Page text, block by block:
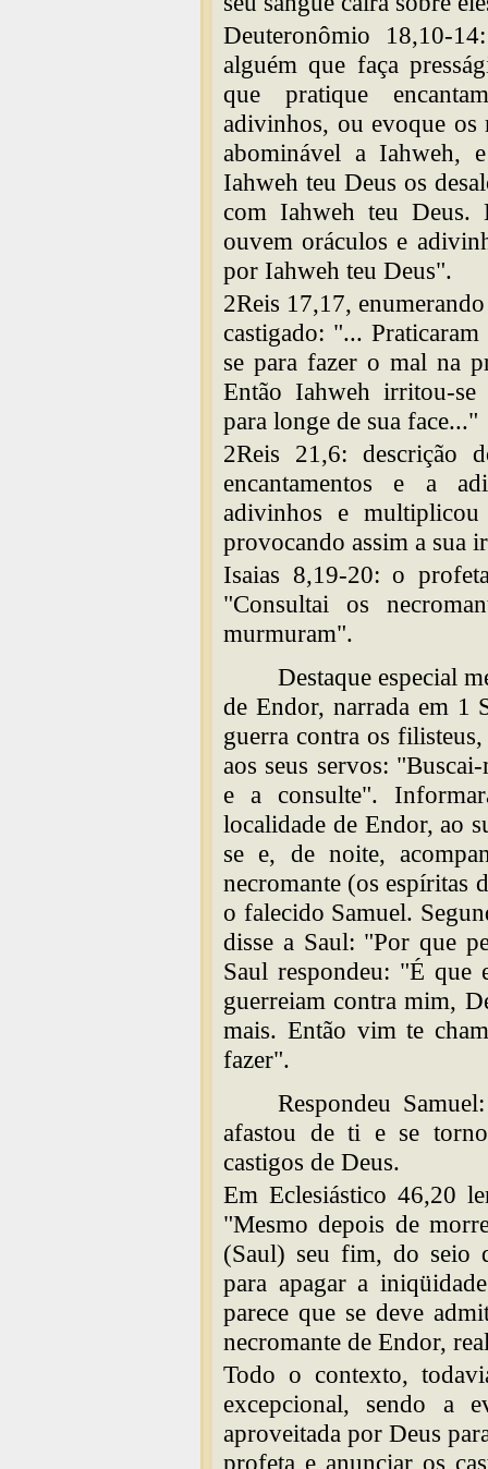
Deuteronômio 18,10-
alguém que faça
que pratique
adivinhos, ou evoque os
abominável a Iahweh,
Iahweh teu Deus os
com Iahweh teu Deus.
ouvem oráculos e
por Iahweh teu Deus".
2Reis 17,17,
castigado: "...
se para fazer o mal na
Então Iahweh irritou-se
para longe de sua face..."
2Reis 21,6: descrição
encantamentos e a
adivinhos e
provocando assim a sua
Isaias 8,19-20: o
"Consultai os
murmuram".
Destaque especial
de Endor, narrada em 1
guerra contra os
aos seus servos:
e a consulte".
localidade de Endor, ao
se e, de noite,
necromante (os espíritas
o falecido Samuel.
disse a Saul: "Por que
Saul respondeu: "É que
guerreiam contra mim,
mais. Então vim te
fazer".
Respondeu
afastou de ti e se
castigos de Deus.
Em Eclesiástico 46,20
"Mesmo depois de
(Saul) seu fim, do seio
para apagar a
parece que se deve
necromante de Endor,
Todo o contexto,
excepcional, sendo a
aproveitada por Deus
profeta e anunciar os